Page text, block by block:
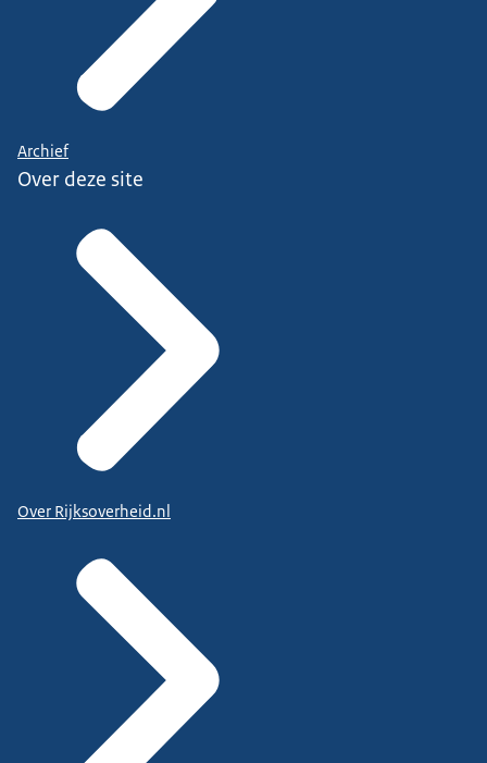
Archief
Over deze site
Over Rijksoverheid.nl